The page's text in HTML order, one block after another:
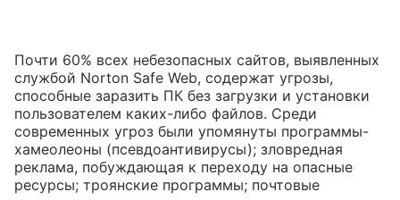
Почти 60% всех небезопасных сайтов, выявленных
службой Norton Safe Web, содержат угрозы,
способные заразить ПК без загрузки и установки
пользователем каких-либо файлов. Среди
современных угроз были упомянуты программы-
хамеолеоны (псевдоантивирусы); зловредная
реклама, побуждающая к переходу на опасные
ресурсы; троянские программы; почтовые